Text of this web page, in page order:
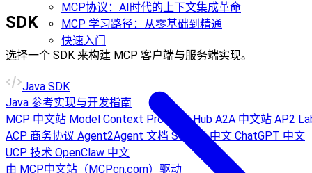
MCP协议：AI时代的上下文集成革命
MCP 学习路径：从零基础到精通
快速入门
SDK
选择一个 SDK 来构建 MCP 客户端与服务端实现。
Java SDK
Java 参考实现与开发指南
MCP 中文站 Model Context Protocol Hub A2A 中文站 AP2
ACP 商务协议 Agent2Agent 文档 Sora AI 中文 ChatGPT 中文
UCP 技术 OpenClaw 中文
由 MCP中文站（MCPcn.com）驱动